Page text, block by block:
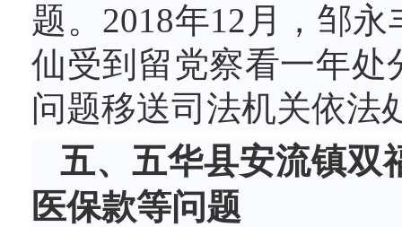
题。2018年12月，邹
仙受到留党察看一年
问题移送司法机关依法
五、五华县安流镇双
医保款等问题